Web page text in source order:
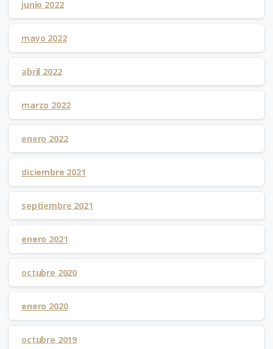
junio 2022
mayo 2022
abril 2022
marzo 2022
enero 2022
diciembre 2021
septiembre 2021
enero 2021
octubre 2020
enero 2020
octubre 2019